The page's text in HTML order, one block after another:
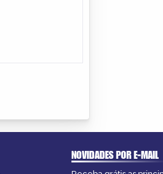
NOVIDADES POR E-MAIL